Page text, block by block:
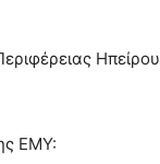
Ηπείρου
ΕΜΥ: